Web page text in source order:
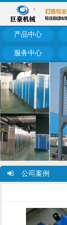
产品中心
服务中心
公司案例